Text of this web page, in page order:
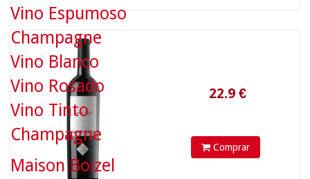
Comprar
Vino Espumoso
Champagne
Vino Blanco
Vino Rosado
Vino Tinto
Champagne
Maison Boizel